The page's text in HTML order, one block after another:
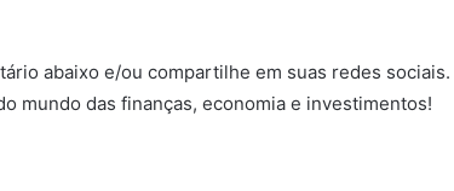
abaixo e/ou compartilhe em suas redes sociais.
mundo das finanças, economia e investimentos!